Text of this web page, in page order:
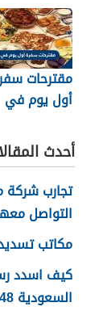
مقترحات
أول يوم في
افكار سفرة 1
رمضان
أحدث
تجارب شركة
التواصل معهم
مكاتب تسديد
كيف اسدد
السعودية 1448